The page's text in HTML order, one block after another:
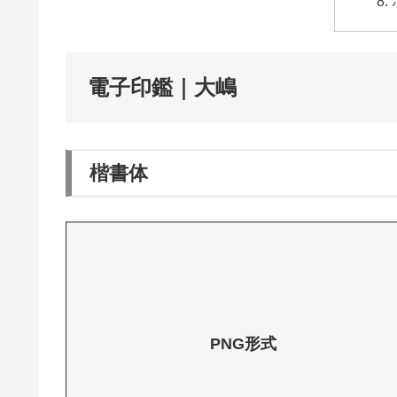
電子印鑑｜大嶋
楷書体
PNG形式